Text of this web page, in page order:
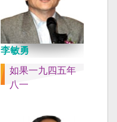
李敏勇
如果一九四五年
八一